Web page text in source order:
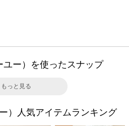
ユー）を使ったスナップ
もっと見る
）人気アイテムランキング